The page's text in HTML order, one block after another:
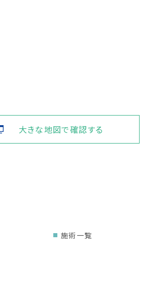
大きな地図で確認する
施術一覧